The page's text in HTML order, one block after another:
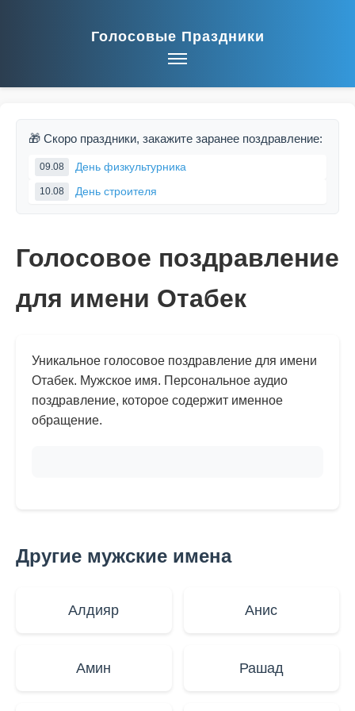
Голосовые Праздники
🎁 Скоро праздники, закажите заранее поздравление:
09.08 День физкультурника
10.08 День строителя
Голосовое поздравление
для имени Отабек
Уникальное голосовое поздравление для имени
Отабек. Мужское имя. Персональное аудио
поздравление, которое содержит именное
обращение.
Другие мужские имена
Алдияр Анис
Амин Рашад